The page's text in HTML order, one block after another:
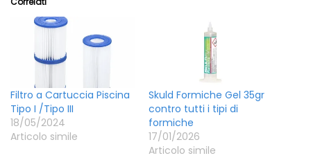
Filtro a Cartuccia Piscina
Tipo I /Tipo III
18/05/2024
Articolo simile
Skuld Formiche Gel 35gr
contro tutti i tipi di
formiche
17/01/2026
Articolo simile